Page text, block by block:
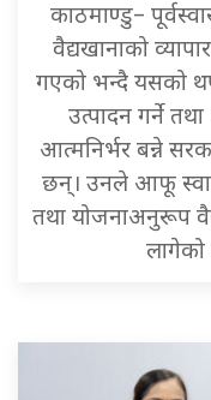
काठमाण्डु–
वैद्यखानाको
गएको भन्दै यसको
उत्पादन गर्ने
आत्मनिर्भर बन्ने
छन्। उनले आफू
तथा योजनाअनुरूप